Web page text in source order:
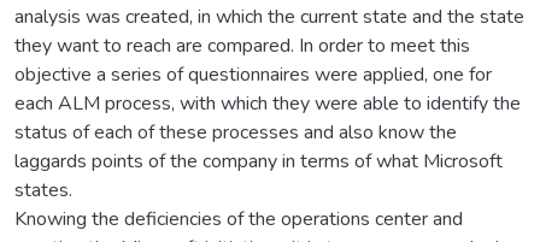
analysis was created, in which the current state and the state
they want to reach are compared. In order to meet this
objective a series of questionnaires were applied, one for
each ALM process, with which they were able to identify the
status of each of these processes and also know the
laggards points of the company in terms of what Microsoft
states.
Knowing the deficiencies of the operations center and